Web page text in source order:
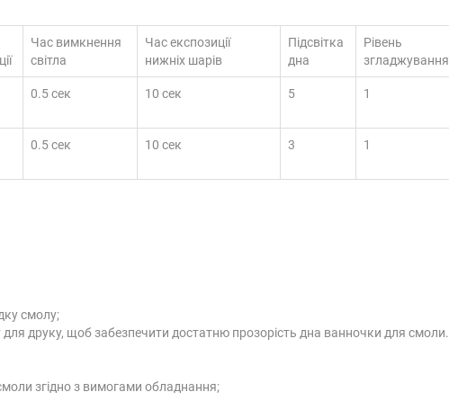
Час вимкнення
світла
Час експозиції
нижніх шарів
Підсвітка
дна
Рівень
згладжування
0.5 сек 10 сек 5 1
0.5 сек 10 сек 3 1
смолу;
друку, щоб забезпечити достатню прозорість дна ванночки для смоли.
згідно з вимогами обладнання;